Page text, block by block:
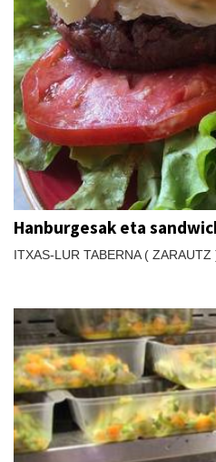
Hanburgesak eta
ITXAS-LUR TABERNA ( ZARAUTZ